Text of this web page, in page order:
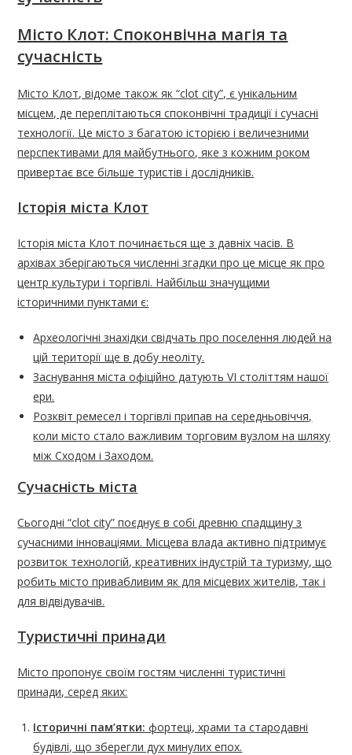
Місто Клот: Споконвічна магія та
сучасність
Місто Клот, відоме також як “clot city”, є унікальним
місцем, де переплітаються споконвічні традиції і сучасні
технології. Це місто з багатою історією і величезними
перспективами для майбутнього, яке з кожним роком
привертає все більше туристів і дослідників.
Історія міста Клот
Історія міста Клот починається ще з давніх часів. В
архівах зберігаються численні згадки про це місце як про
центр культури і торгівлі. Найбільш значущими
історичними пунктами є:
Археологічні знахідки свідчать про поселення людей на
цій території ще в добу неоліту.
Заснування міста офіційно датують VI століттям нашої
ери.
Розквіт ремесел і торгівлі припав на середньовіччя,
коли місто стало важливим торговим вузлом на шляху
між Сходом і Заходом.
Сучасність міста
Сьогодні “clot city” поєднує в собі древню спадщину з
сучасними інноваціями. Місцева влада активно підтримує
розвиток технологій, креативних індустрій та туризму, що
робить місто привабливим як для місцевих жителів, так і
для відвідувачів.
Туристичні принади
Місто пропонує своїм гостям численні туристичні
принади, серед яких:
Історичні пам’ятки: фортеці, храми та стародавні
будівлі, що зберегли дух минулих епох.